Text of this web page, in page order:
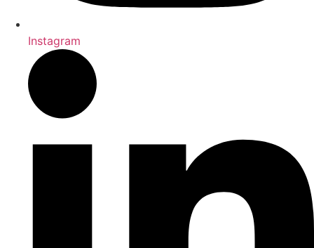
Instagram